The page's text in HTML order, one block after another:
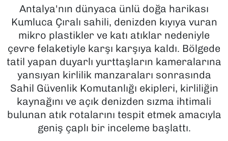
Antalya'nın dünyaca ünlü doğa harikası
Kumluca Çıralı sahili, denizden kıyıya vuran
mikro plastikler ve katı atıklar nedeniyle
çevre felaketiyle karşı karşıya kaldı. Bölgede
tatil yapan duyarlı yurttaşların kameralarına
yansıyan kirlilik manzaraları sonrasında
Sahil Güvenlik Komutanlığı ekipleri, kirliliğin
kaynağını ve açık denizden sızma ihtimali
bulunan atık rotalarını tespit etmek amacıyla
geniş çaplı bir inceleme başlattı.
KÜLTÜR SANAT
MAGAZİN
POLİTİKA
SAĞLIK
SPOR
TEKNOLOJİ
Son Dakika Haberleri
Haber Arşivi